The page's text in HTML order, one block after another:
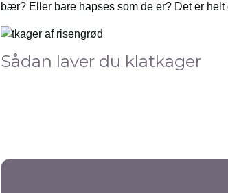
bær? Eller bare hapses som de er? Det er
Sådan laver du klatkager